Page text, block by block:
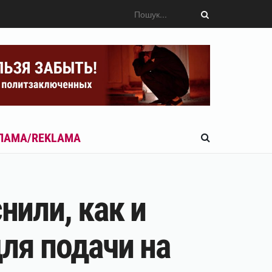
REKLAMA
как и
подачи на